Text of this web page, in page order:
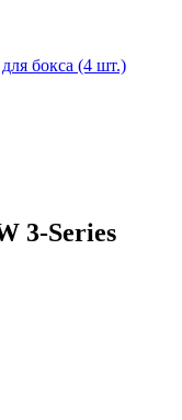
бокса (4 шт.)
3-Series